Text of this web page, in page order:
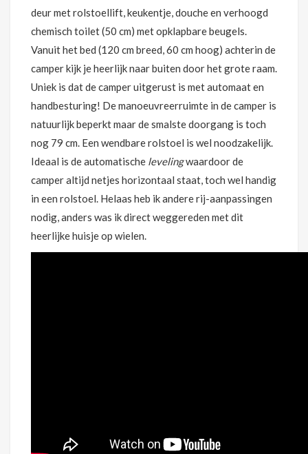
deur met rolstoellift, keukentje, douche en verhoogd
chemisch toilet (50 cm) met opklapbare beugels.
Vanuit het bed (120 cm breed, 60 cm hoog) achterin de
camper kijk je heerlijk naar buiten door het grote raam.
Uniek is dat de camper uitgerust is met automaat en
handbesturing! De manoeuvreerruimte in de camper is
natuurlijk beperkt maar de smalste doorgang is toch
nog 79 cm. Een wendbare rolstoel is wel noodzakelijk.
Ideaal is de automatische levelingwaardoor de
camper altijd netjes horizontaal staat, toch wel handig
in een rolstoel. Helaas heb ik andere rij-aanpassingen
nodig, anders was ik direct weggereden met dit
heerlijke huisje op wielen.